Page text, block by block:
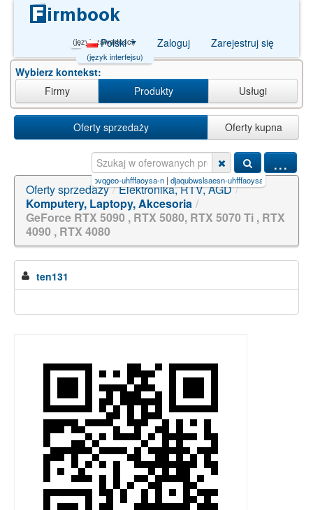
(język zawartości)
Polski
(język interfejsu)
Zaloguj Zarejestruj się
Wybierz kontekst:
Firmy
Produkty Usługi
Oferty sprzedaży Oferty kupna
...
n odklfnzfpvqgeo-uhfffaoysa-n|djaqubwslsaesn-uhfffaoysa-n|21500-98-1 |
Oferty sprzedaży / Elektronika, RTV, AGD /
Komputery, Laptopy, Akcesoria /
GeForce RTX 5090 , RTX 5080, RTX 5070 Ti , RTX
4090 , RTX 4080
ten131